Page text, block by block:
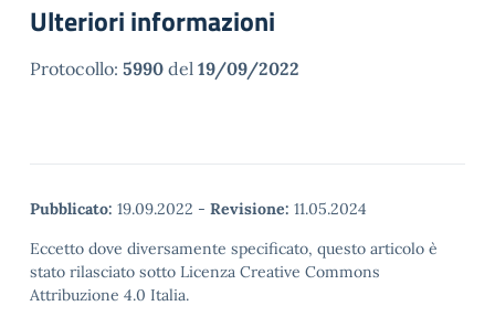
Ulteriori informazioni
Protocollo: 5990 del 19/09/2022
Pubblicato: 19.09.2022 - Revisione: 11.05.2024
Eccetto dove diversamente specificato, questo articolo è
stato rilasciato sotto Licenza Creative Commons
Attribuzione 4.0 Italia.